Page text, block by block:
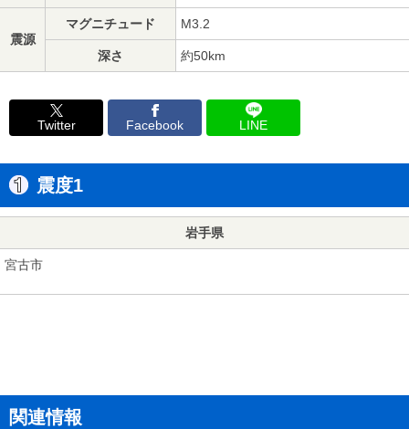
震源
マグニチュード M3.2
深さ 約50km
Twitter Facebook LINE
震度1
岩手県
宮古市
関連情報